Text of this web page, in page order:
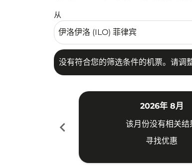
从
没有符合您的筛选条件的机票。请调
chevron_left
2026年 8月
该月份没有相关结
寻找优惠